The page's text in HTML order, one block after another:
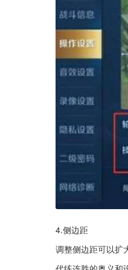
4.侧边距
调整侧边距可以扩